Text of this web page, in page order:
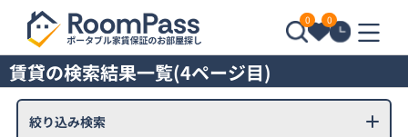
0 0
賃貸の検索結果一覧(4ページ目)
絞り込み検索